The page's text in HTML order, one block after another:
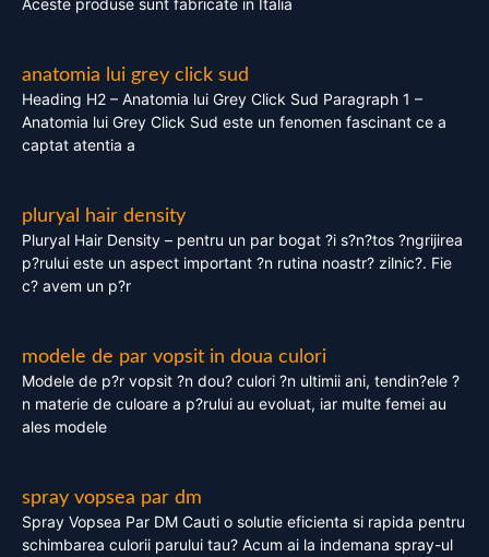
Aceste produse sunt fabricate in Italia
anatomia lui grey click sud
Heading H2 – Anatomia lui Grey Click Sud Paragraph 1 –
Anatomia lui Grey Click Sud este un fenomen fascinant ce a
captat atentia a
pluryal hair density
Pluryal Hair Density – pentru un par bogat ?i s?n?tos ?ngrijirea
p?rului este un aspect important ?n rutina noastr? zilnic?. Fie
c? avem un p?r
modele de par vopsit in doua culori
Modele de p?r vopsit ?n dou? culori ?n ultimii ani, tendin?ele ?
n materie de culoare a p?rului au evoluat, iar multe femei au
ales modele
spray vopsea par dm
Spray Vopsea Par DM Cauti o solutie eficienta si rapida pentru
schimbarea culorii parului tau? Acum ai la indemana spray-ul